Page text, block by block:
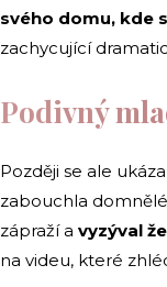
svého domu, kde
zachycující
Podivný
Později se ale
zabouchla
zápraží a vyzýval
na videu, které